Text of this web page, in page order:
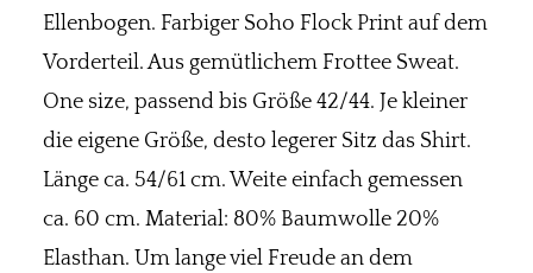
Ellenbogen. Farbiger Soho Flock Print auf dem
Vorderteil. Aus gemütlichem Frottee Sweat.
One size, passend bis Größe 42/44. Je kleiner
die eigene Größe, desto legerer Sitz das Shirt.
Länge ca. 54/61 cm. Weite einfach gemessen
ca. 60 cm. Material: 80% Baumwolle 20%
Elasthan. Um lange viel Freude an dem